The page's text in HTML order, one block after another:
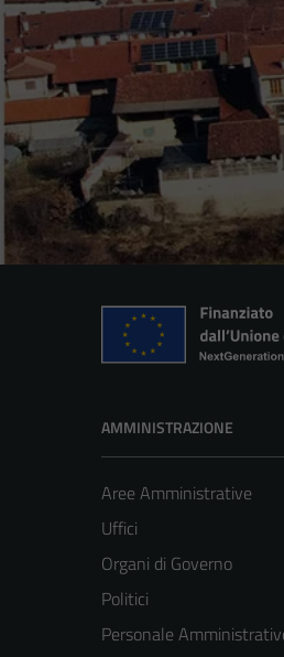
AMMINISTRAZIONE
Aree Amministrative
Uffici
Organi di Governo
Politici
Personale